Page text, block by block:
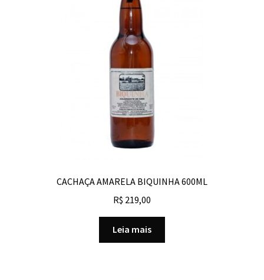
CACHAÇA AMARELA BIQUINHA 600ML
R$ 219,00
Leia mais